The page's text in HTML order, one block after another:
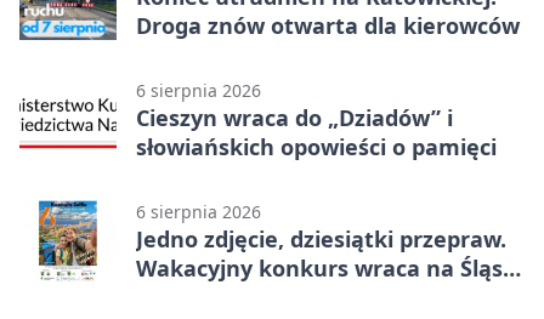
Droga znów otwarta dla kierowców
6 sierpnia 2026
Cieszyn wraca do „Dziadów” i
słowiańskich opowieści o pamięci
6 sierpnia 2026
Jedno zdjęcie, dziesiątki przepraw.
Wakacyjny konkurs wraca na Śląsk